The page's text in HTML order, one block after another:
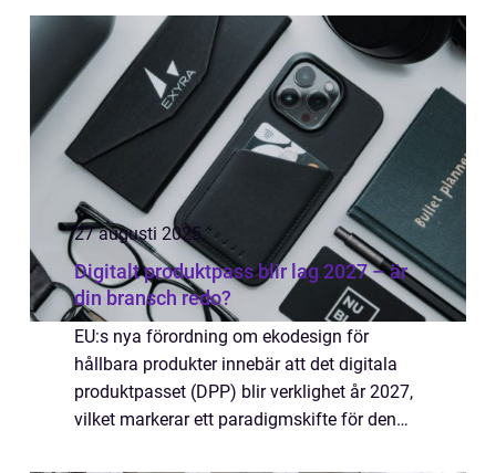
27 augusti 2025
Digitalt produktpass blir lag 2027 – är
din bransch redo?
EU:s nya förordning om ekodesign för
hållbara produkter innebär att det digitala
produktpasset (DPP) blir verklighet år 2027,
vilket markerar ett paradigmskifte för den